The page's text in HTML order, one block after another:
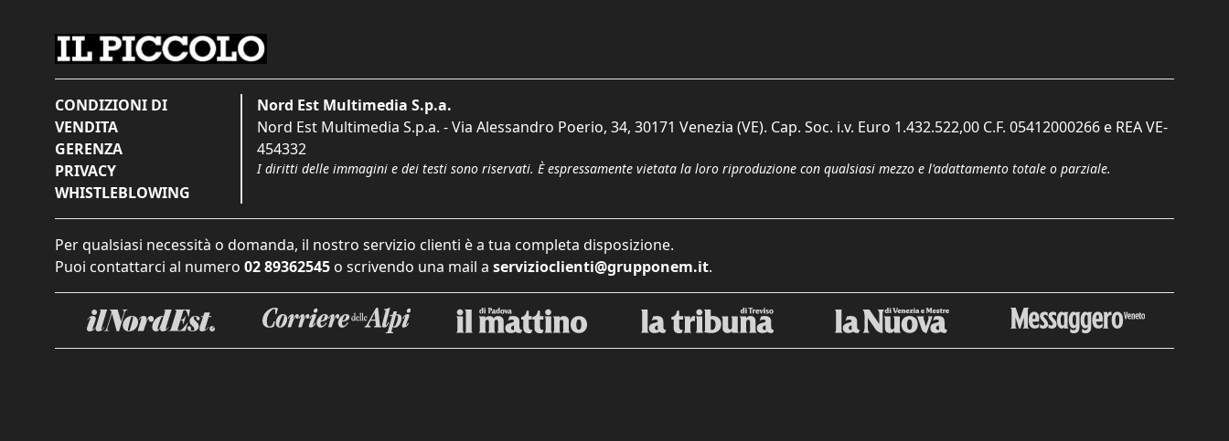
CONDIZIONI DI
VENDITA
GERENZA
PRIVACY
WHISTLEBLOWING
Nord Est Multimedia S.p.a.
Nord Est Multimedia S.p.a. - Via Alessandro Poerio, 34, 30171 Venezia (VE). Cap. Soc. i.v. Euro 1.432.522,00 C.F. 05412000266 e REA VE-
454332
I diritti delle immagini e dei testi sono riservati. È espressamente vietata la loro riproduzione con qualsiasi mezzo e l'adattamento totale o parziale.
Per qualsiasi necessità o domanda, il nostro servizio clienti è a tua completa disposizione.
Puoi contattarci al numero 02 89362545 o scrivendo una mail a servizioclienti@grupponem.it.